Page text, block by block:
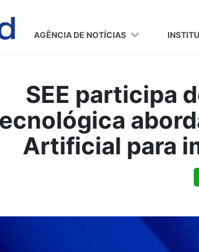
AGÊNCIA DE NOTÍCIAS
SEE participa
Artificial para